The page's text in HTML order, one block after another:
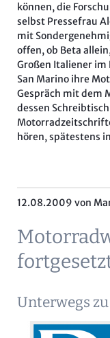
können, die
selbst Pressefrau
mit
offen, ob Beta
Großen Italiener
San Marino ihre
Gespräch mit dem
dessen
hören, spätestens
12.08.2009 von
Unterwegs